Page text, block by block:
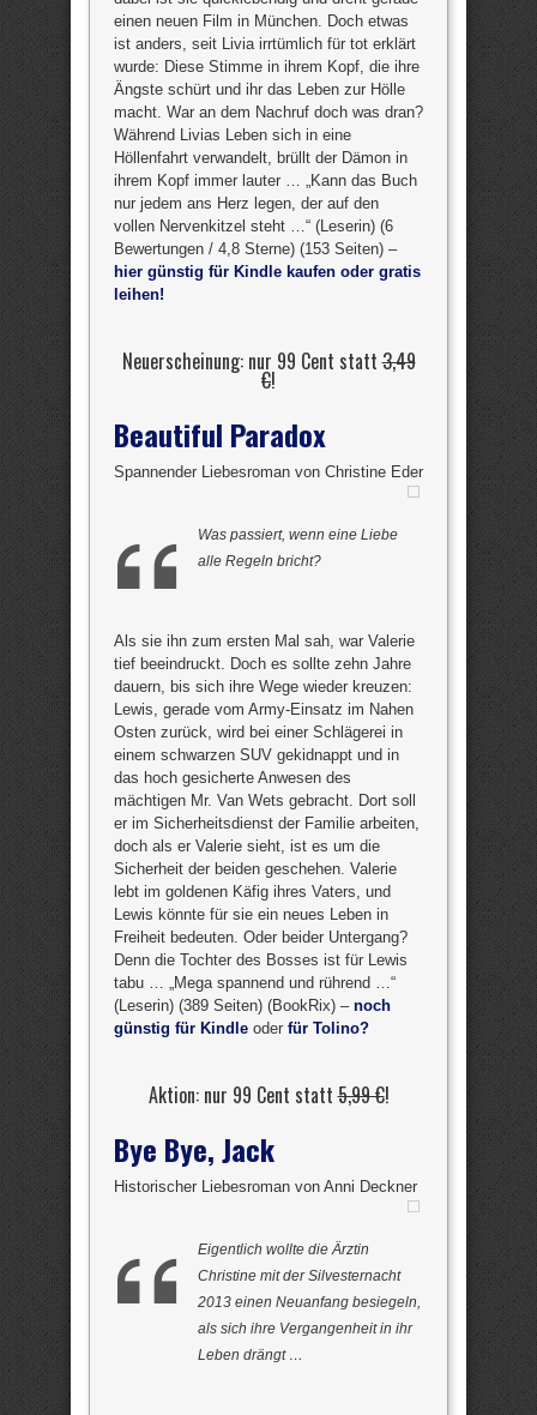
einen neuen Film in München. Doch etwas
ist anders, seit Livia irrtümlich für tot erklärt
wurde: Diese Stimme in ihrem Kopf, die ihre
Ängste schürt und ihr das Leben zur Hölle
macht. War an dem Nachruf doch was dran?
Während Livias Leben sich in eine
Höllenfahrt verwandelt, brüllt der Dämon in
ihrem Kopf immer lauter … „Kann das Buch
nur jedem ans Herz legen, der auf den
vollen Nervenkitzel steht …“ (Leserin) (6
Bewertungen / 4,8 Sterne) (153 Seiten) –
hier günstig für Kindle kaufen oder gratis
leihen!
Neuerscheinung: nur 99 Cent statt3,49
€!
Beautiful Paradox
Spannender Liebesroman von Christine Eder
Was passiert, wenn eine Liebe
alle Regeln bricht?
Als sie ihn zum ersten Mal sah, war Valerie
tief beeindruckt. Doch es sollte zehn Jahre
dauern, bis sich ihre Wege wieder kreuzen:
Lewis, gerade vom Army-Einsatz im Nahen
Osten zurück, wird bei einer Schlägerei in
einem schwarzen SUV gekidnappt und in
das hoch gesicherte Anwesen des
mächtigen Mr. Van Wets gebracht. Dort soll
er im Sicherheitsdienst der Familie arbeiten,
doch als er Valerie sieht, ist es um die
Sicherheit der beiden geschehen. Valerie
lebt im goldenen Käfig ihres Vaters, und
Lewis könnte für sie ein neues Leben in
Freiheit bedeuten. Oder beider Untergang?
Denn die Tochter des Bosses ist für Lewis
tabu … „Mega spannend und rührend …“
(Leserin) (389 Seiten) (BookRix) – noch
günstig für Kindle oder für Tolino?
Aktion: nur 99 Cent statt5,99 €!
Bye Bye, Jack
Historischer Liebesroman von Anni Deckner
Eigentlich wollte die Ärztin
Christine mit der Silvesternacht
2013 einen Neuanfang besiegeln,
als sich ihre Vergangenheit in ihr
Leben drängt …